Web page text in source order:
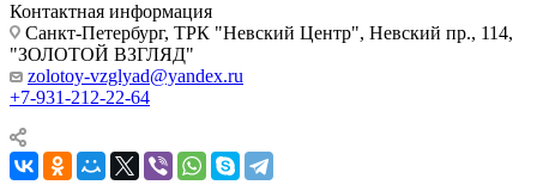
Контактная информация
Санкт-Петербург, ТРК "Невский Центр", Невский пр., 114,
"ЗОЛОТОЙ ВЗГЛЯД"
zolotoy-vzglyad@yandex.ru
+7-931-212-22-64